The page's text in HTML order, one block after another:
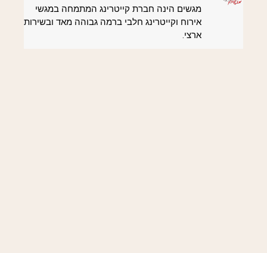
מגשים הינה חברת קייטרינג המתמחה במגשי
אירוח וקייטרינג חלבי ברמה גבוהה מאד ובשירות
ארצי.